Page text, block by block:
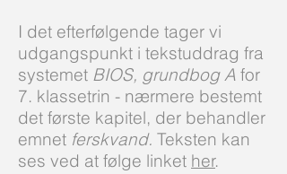
I det efterfølgende tager vi
udgangspunkt i tekstuddrag fra
systemet BIOS, grundbog A for
7. klassetrin - nærmere bestemt
det første kapitel, der behandler
emnet ferskvand. Teksten kan
ses ved at følge linket her.